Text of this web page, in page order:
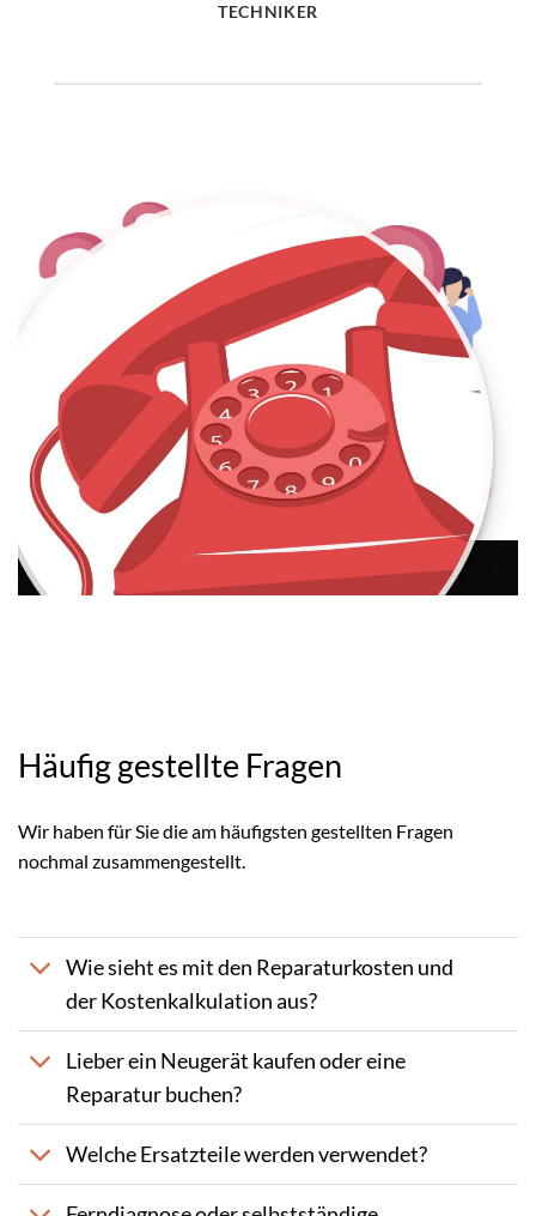
TECHNIKER
Häufig gestellte Fragen
Wir haben für Sie die am häufigsten gestellten Fragen
nochmal zusammengestellt.
Wie sieht es mit den Reparaturkosten und
der Kostenkalkulation aus?
Lieber ein Neugerät kaufen oder eine
Reparatur buchen?
Welche Ersatzteile werden verwendet?